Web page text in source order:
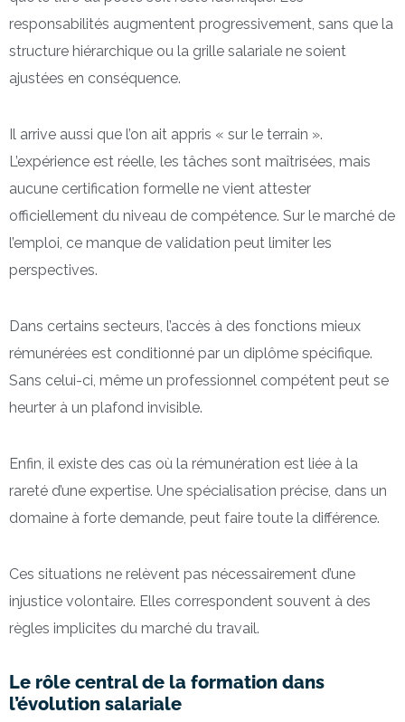
responsabilités augmentent progressivement, sans que la
structure hiérarchique ou la grille salariale ne soient
ajustées en conséquence.
Il arrive aussi que l’on ait appris « sur le terrain ».
L’expérience est réelle, les tâches sont maîtrisées, mais
aucune certification formelle ne vient attester
officiellement du niveau de compétence. Sur le marché de
l’emploi, ce manque de validation peut limiter les
perspectives.
Dans certains secteurs, l’accès à des fonctions mieux
rémunérées est conditionné par un diplôme spécifique.
Sans celui-ci, même un professionnel compétent peut se
heurter à un plafond invisible.
Enfin, il existe des cas où la rémunération est liée à la
rareté d’une expertise. Une spécialisation précise, dans un
domaine à forte demande, peut faire toute la différence.
Ces situations ne relèvent pas nécessairement d’une
injustice volontaire. Elles correspondent souvent à des
règles implicites du marché du travail.
Le rôle central de la formation dans
l’évolution salariale